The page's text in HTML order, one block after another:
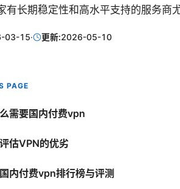
有长期稳定性和高水平支持的服务商
03-15· 更新:2026-05-10
PAGE
需要国内付费vpn
估VPN的优劣
内付费vpn排行榜与评测